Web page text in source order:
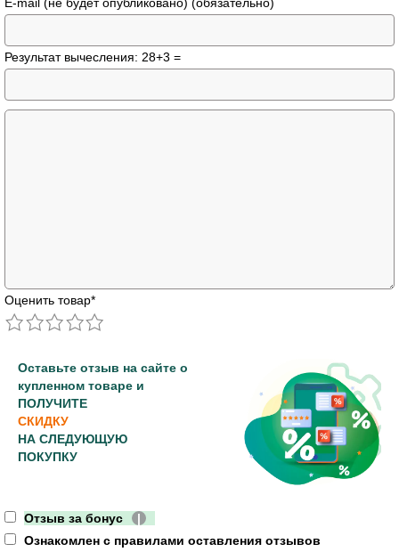
Результат вычесления: 28+3 =
Оценить товар*
Оставьте отзыв на сайте о
купленном товаре и
ПОЛУЧИТЕ
СКИДКУ
НА СЛЕДУЮЩУЮ
ПОКУПКУ
Отзыв за бонус
|
Ознакомлен с правилами оставления отзывов